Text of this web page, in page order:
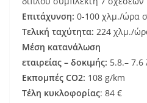
Επιτάχυνση: 0-100 χλμ./ώρα
Τελική ταχύτητα: 224 χλμ./
Μέση κατανάλωση
εταιρείας – δοκιμής: 5.8.– 7.6
Εκπομπές CO2: 108 g/km
Τέλη κυκλοφορίας: 84 €